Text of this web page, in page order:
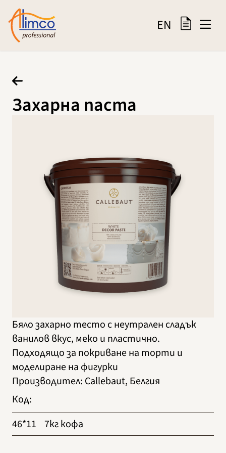
EN
Захарна паста
Бяло захарно тесто с неутрален сладък
ванилов вкус, меко и пластично.
Подходящо за покриване на торти и
моделиране на фигурки
Производител: Callebaut, Белгия
Код:
46*11
7кг кофа